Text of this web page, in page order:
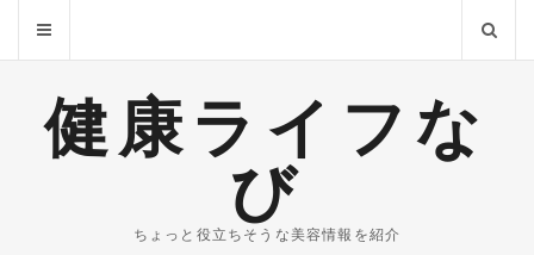
健康ライフな
び
ちょっと役立ちそうな美容情報を紹介